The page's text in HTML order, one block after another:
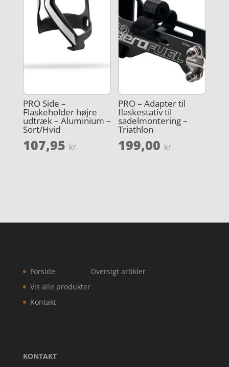
PRO Side –
Flaskeholder højre
udtræk – Aluminium –
Sort/Hvid
107,95 kr.
PRO – Adapter til
flaskestativ til
sadelmontering –
Triathlon
199,00 kr.
Forside
Vis alle produkter
Kontakt
Oversigt artikler
KONTAKT